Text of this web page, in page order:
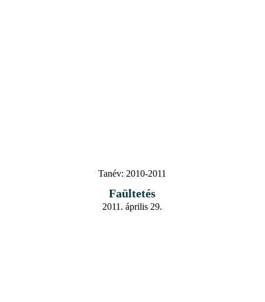
Tanév: 2010-2011
Faültetés
2011. április 29.